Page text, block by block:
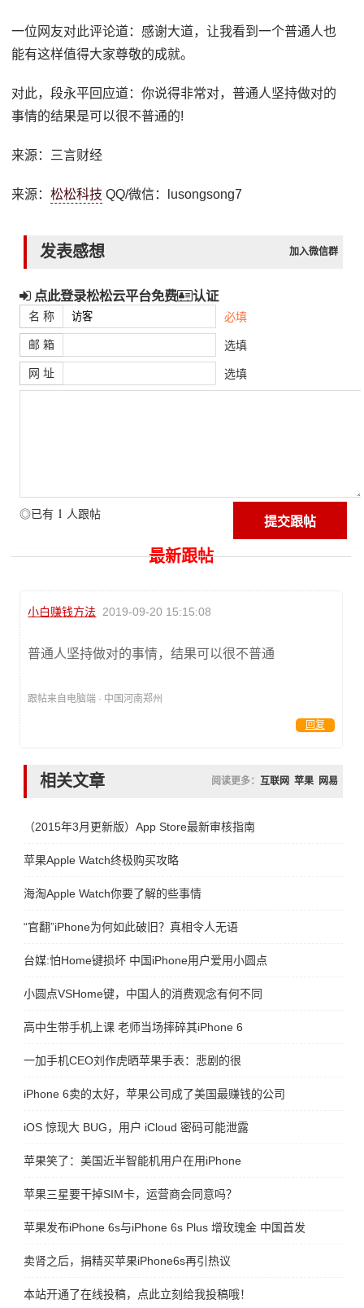
一位网友对此评论道：感谢大道，让我看到一个普通人也
能有这样值得大家尊敬的成就。
对此，段永平回应道：你说得非常对，普通人坚持做对的
事情的结果是可以很不普通的!
来源：三言财经
来源：松松科技 QQ/微信：lusongsong7
发表感想 加入微信群
点此登录松松云平台免费 认证
名 称 必填
邮 箱 选填
网 址 选填
◎已有 1 人跟帖
最新跟帖
小白赚钱方法 2019-09-20 15:15:08
普通人坚持做对的事情，结果可以很不普通
跟帖来自电脑端 · 中国河南郑州
回复
相关文章 阅读更多： 互联网 苹果 网易
（2015年3月更新版）App Store最新审核指南
苹果Apple Watch终极购买攻略
海淘Apple Watch你要了解的些事情
“官翻”iPhone为何如此破旧？真相令人无语
台媒:怕Home键损坏 中国iPhone用户爱用小圆点
小圆点VSHome键，中国人的消费观念有何不同
高中生带手机上课 老师当场摔碎其iPhone 6
一加手机CEO刘作虎晒苹果手表：悲剧的很
iPhone 6卖的太好，苹果公司成了美国最赚钱的公司
iOS 惊现大 BUG，用户 iCloud 密码可能泄露
苹果笑了：美国近半智能机用户在用iPhone
苹果三星要干掉SIM卡，运营商会同意吗？
苹果发布iPhone 6s与iPhone 6s Plus 增玫瑰金 中国首发
卖肾之后，捐精买苹果iPhone6s再引热议
本站开通了在线投稿，点此立刻给我投稿哦！